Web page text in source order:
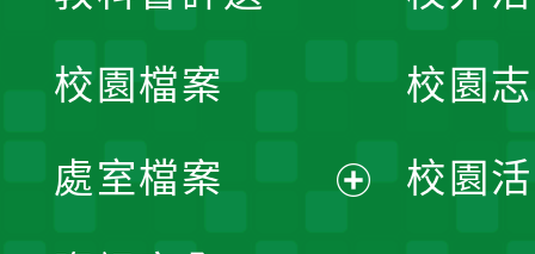
單
校園檔案
處室檔案
校園
校園